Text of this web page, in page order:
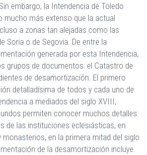
embargo, la Intendencia de Toledo
mucho más extenso que la actual
a zonas tan alejadas como las
Soria o de Segovia. De entre la
generada por esta Intendencia,
grupos de documentos: el Catastro de
de desamortización. El primero
detalladísima de todos y cada uno de
a mediados del siglo XVIII,
permiten conocer muchos detalles
de las instituciones eclesiásticas, en
en la primera mitad del siglo
de la desamortización incluye